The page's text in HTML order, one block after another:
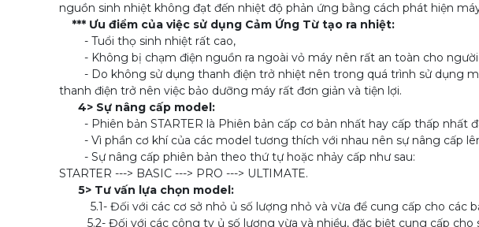
nguồn sinh nhiệt không đạt đến nhiệt độ phản ứng bằng cách phát hiện
*** Ưu điểm của việc sử dụng Cảm Ứng Từ tạo ra nhiệt:
- Tuổi thọ sinh nhiệt rất cao,
- Không bị chạm điện nguồn ra ngoài vỏ máy nên rất an toàn cho người
- Do không sử dụng thanh điện trở nhiệt nên trong quá trình sử dụng
thanh điện trở nên việc bảo dưỡng máy rất đơn giản và tiện lợi.
4> Sự nâng cấp model:
- Phiên bản STARTER là Phiên bản cấp cơ bản nhất hay cấp thấp nhất
- Vì phần cơ khí của các model tương thích với nhau nên sự nâng cấp
- Sự nâng cấp phiên bản theo thứ tự hoặc nhảy cấp như sau:
STARTER ---> BASIC ---> PRO ---> ULTIMATE.
5> Tư vấn lựa chọn model:
5.1- Đối với các cơ sở nhỏ ủ số lượng nhỏ và vừa để cung cấp cho các
5.2- Đối với các công ty ủ số lượng vừa và nhiều, đặc biệt cung cấp cho